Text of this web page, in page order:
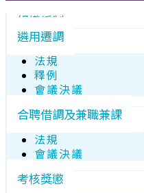
組織編制
遴用遷調
法規
釋例
會議決議
合聘借調及兼職兼課
法規
會議決議
考核獎懲